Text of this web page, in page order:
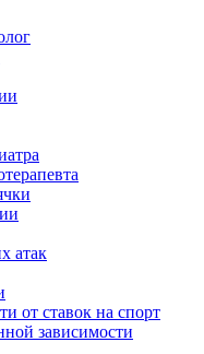
атак
от ставок на спорт
зависимости